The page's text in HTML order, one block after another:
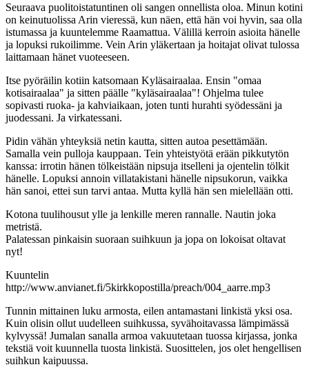
Seuraava puolitoistatuntinen oli sangen onnellista oloa. Minun kotini
on keinutuolissa Arin vieressä, kun näen, että hän voi hyvin, saa olla
istumassa ja kuuntelemme Raamattua. Välillä kerroin asioita hänelle
ja lopuksi rukoilimme. Vein Arin yläkertaan ja hoitajat olivat tulossa
laittamaan hänet vuoteeseen.
Itse pyöräilin kotiin katsomaan Kyläsairaalaa. Ensin "omaa
kotisairaalaa" ja sitten päälle "kyläsairaalaa"! Ohjelma tulee
sopivasti ruoka- ja kahviaikaan, joten tunti hurahti syödessäni ja
juodessani. Ja virkatessani.
Pidin vähän yhteyksiä netin kautta, sitten autoa pesettämään.
Samalla vein pulloja kauppaan. Tein yhteistyötä erään pikkutytön
kanssa: irrotin hänen tölkeistään nipsuja itselleni ja ojentelin tölkit
hänelle. Lopuksi annoin villatakistani hänelle nipsukorun, vaikka
hän sanoi, ettei sun tarvi antaa. Mutta kyllä hän sen mielellään otti.
Kotona tuulihousut ylle ja lenkille meren rannalle. Nautin joka
metristä.
Palatessan pinkaisin suoraan suihkuun ja jopa on lokoisat oltavat
nyt!
Kuuntelin
http://www.anvianet.fi/5kirkkopostilla/preach/004_aarre.mp3
Tunnin mittainen luku armosta, eilen antamastani linkistä yksi osa.
Kuin olisin ollut uudelleen suihkussa, syvähoitavassa lämpimässä
kylvyssä! Jumalan sanalla armoa vakuutetaan tuossa kirjassa, jonka
tekstiä voit kuunnella tuosta linkistä. Suosittelen, jos olet hengellisen
suihkun kaipuussa.